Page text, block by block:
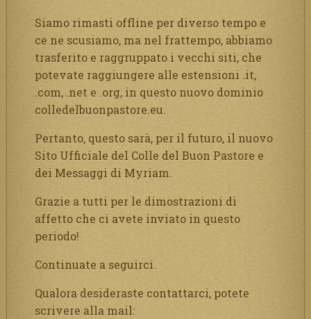
Siamo rimasti offline per diverso tempo e
ce ne scusiamo, ma nel frattempo, abbiamo
trasferito e raggruppato i vecchi siti, che
potevate raggiungere alle estensioni .it,
.com, .net e .org, in questo nuovo dominio
colledelbuonpastore.eu.
Pertanto, questo sarà, per il futuro, il nuovo
Sito Ufficiale del Colle del Buon Pastore e
dei Messaggi di Myriam.
Grazie a tutti per le dimostrazioni di
affetto che ci avete inviato in questo
periodo!
Continuate a seguirci.
Qualora desideraste contattarci, potete
scrivere alla mail: